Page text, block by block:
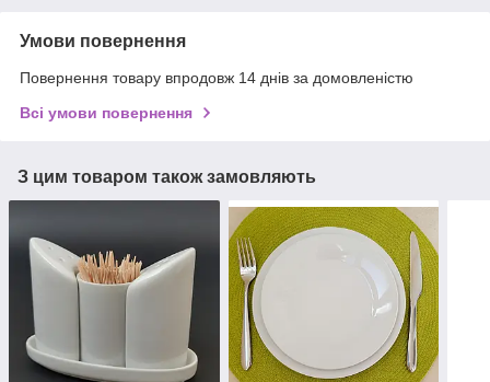
Умови повернення
Повернення товару впродовж 14 днів за домовленістю
Всі умови повернення
З цим товаром також замовляють